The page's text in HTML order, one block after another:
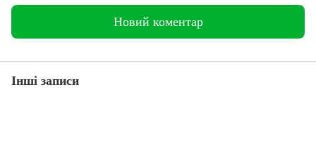
Новий коментар
Інші записи